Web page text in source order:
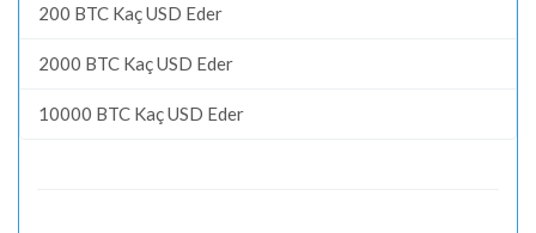
200 BTC Kaç USD Eder
2000 BTC Kaç USD Eder
10000 BTC Kaç USD Eder